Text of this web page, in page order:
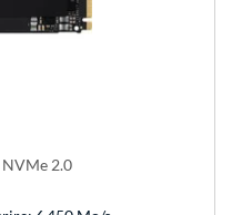
NVMe 2.0